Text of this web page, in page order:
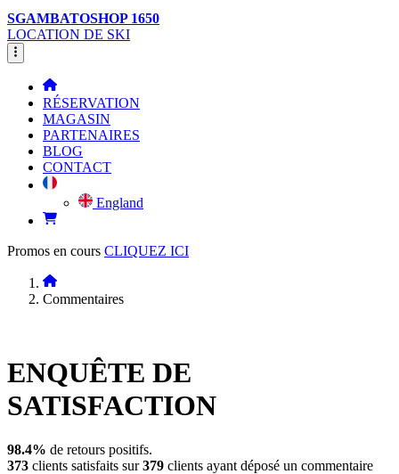
SGAMBATOSHOP 1650
LOCATION DE SKI
RÉSERVATION
MAGASIN
PARTENAIRES
BLOG
CONTACT
England
Promos en cours CLIQUEZ ICI
Commentaires
ENQUÊTE DE
SATISFACTION
98.4% de retours positifs.
373 clients satisfaits sur379 clients ayant déposé un commentaire